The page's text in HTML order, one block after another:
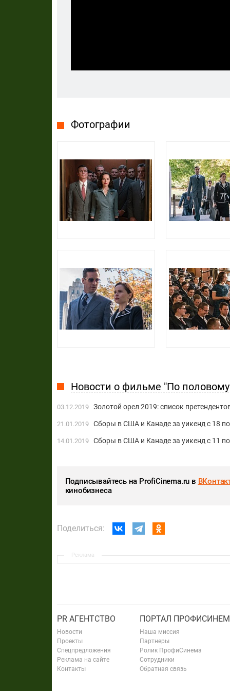
Фотографии
Новости о фильме "По
03.12.2019 Золотой орел 2019: список
21.01.2019 Сборы в США и Канаде за уикенд с 18
14.01.2019 Сборы в США и Канаде за уикенд с 11
Подписывайтесь на ProfiCinema.ru в
кинобизнеса
Поделиться:
Реклама
PR АГЕНТСТВО
Новости
Проекты
Спецпредложения
Реклама на сайте
Контакты
ПОРТАЛ
Наша миссия
Партнеры
Ролик ПрофиСинема
Сотрудники
Обратная связь